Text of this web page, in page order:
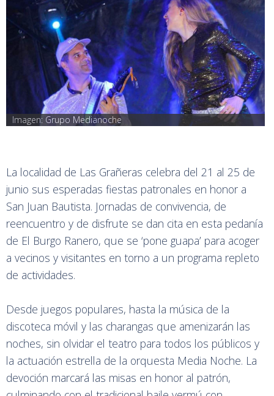
Imagen: Grupo Medianoche
La localidad de Las Grañeras celebra del 21 al 25 de
junio sus esperadas fiestas patronales en honor a
San Juan Bautista. Jornadas de convivencia, de
reencuentro y de disfrute se dan cita en esta pedanía
de El Burgo Ranero, que se ‘pone guapa’ para acoger
a vecinos y visitantes en torno a un programa repleto
de actividades.
Desde juegos populares, hasta la música de la
discoteca móvil y las charangas que amenizarán las
noches, sin olvidar el teatro para todos los públicos y
la actuación estrella de la orquesta Media Noche. La
devoción marcará las misas en honor al patrón,